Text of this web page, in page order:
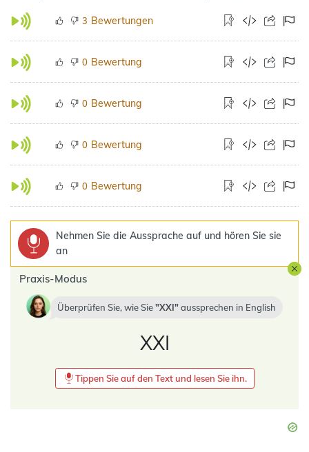
3 Bewertungen
0 Bewertung
0 Bewertung
0 Bewertung
0 Bewertung
Nehmen Sie die Aussprache auf und hören Sie sie
an
Praxis-Modus
Überprüfen Sie, wie Sie XXI aussprechen in English
XXI
Tippen Sie auf den Text und lesen Sie ihn.